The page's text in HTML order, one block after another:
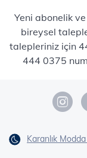
Yeni abonelik
bireysel
talepleriniz için
444 0375
Karanlık